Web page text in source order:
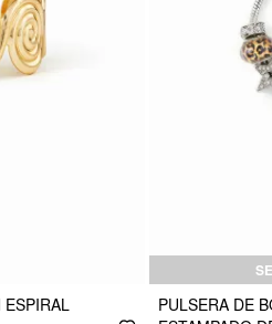
ESPIRAL
PULSERA DE